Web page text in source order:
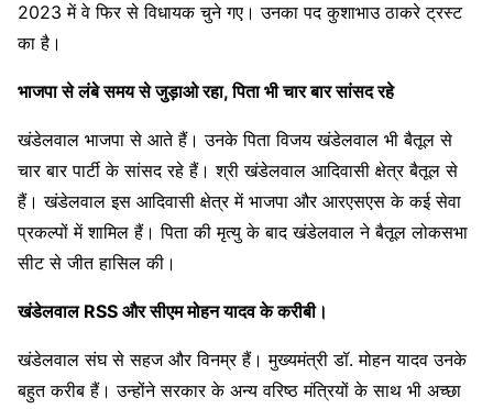
2023 में वे फिर से विधायक चुने गए। उनका पद कुशाभाउ ठाकरे ट्रस्ट
का है।
भाजपा से लंबे समय से जुड़ाओ रहा, पिता भी चार बार सांसद रहे
खंडेलवाल भाजपा से आते हैं। उनके पिता विजय खंडेलवाल भी बैतूल से
चार बार पार्टी के सांसद रहे हैं। श्री खंडेलवाल आदिवासी क्षेत्र बैतूल से
हैं। खंडेलवाल इस आदिवासी क्षेत्र में भाजपा और आरएसएस के कई सेवा
प्रकल्पों में शामिल हैं। पिता की मृत्यु के बाद खंडेलवाल ने बैतूल लोकसभा
सीट से जीत हासिल की।
खंडेलवाल RSS और सीएम मोहन यादव के करीबी।
खंडेलवाल संघ से सहज और विनम्र हैं। मुख्यमंत्री डॉ. मोहन यादव उनके
बहुत करीब हैं। उन्होंने सरकार के अन्य वरिष्ठ मंत्रियों के साथ भी अच्छा